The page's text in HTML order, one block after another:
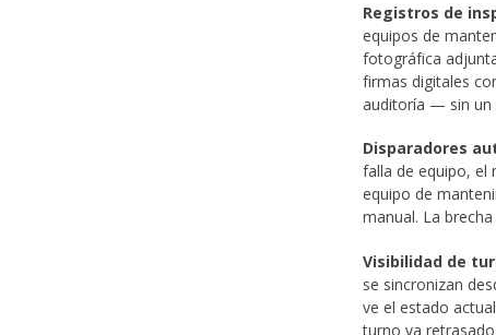
Registros de
equipos de
fotográfica
firmas digitales
auditoría — sin un
Disparadores
falla de equipo, el
equipo de
manual. La
Visibilidad de
se sincronizan
ve el estado
turno va